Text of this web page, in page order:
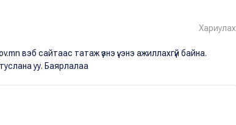
Хариулах
вэб сайтаас татаж үзнэ үү. энэ ажиллахгүй байна.
уу. Баярлалаа